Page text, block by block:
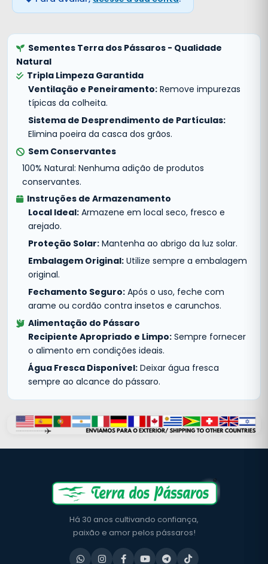
Sementes Terra dos Pássaros - Qualidade
Natural
Tripla Limpeza Garantida
Ventilação e Peneiramento: Remove impurezas
típicas da colheita.
Sistema de Desprendimento de Partículas:
Elimina poeira da casca dos grãos.
Sem Conservantes
100% Natural: Nenhuma adição de produtos
conservantes.
Instruções de Armazenamento
Local Ideal: Armazene em local seco, fresco e
arejado.
Proteção Solar: Mantenha ao abrigo da luz solar.
Embalagem Original: Utilize sempre a embalagem
original.
Fechamento Seguro: Após o uso, feche com
arame ou cordão contra insetos e carunchos.
Alimentação do Pássaro
Recipiente Apropriado e Limpo: Sempre fornecer
o alimento em condições ideais.
Água Fresca Disponível: Deixar água fresca
sempre ao alcance do pássaro.
Há 30 anos cultivando confiança,
paixão e amor pelos pássaros!